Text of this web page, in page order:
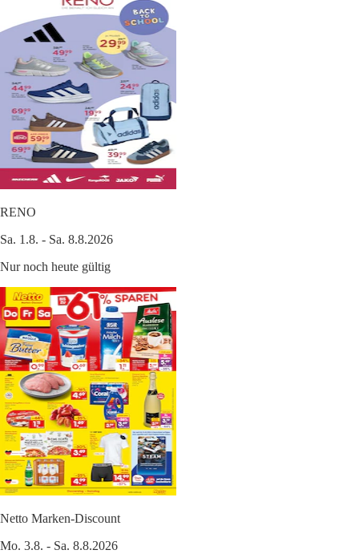
RENO
Sa. 1.8. - Sa. 8.8.2026
Nur noch heute gültig
Netto Marken-Discount
Mo. 3.8. - Sa. 8.8.2026